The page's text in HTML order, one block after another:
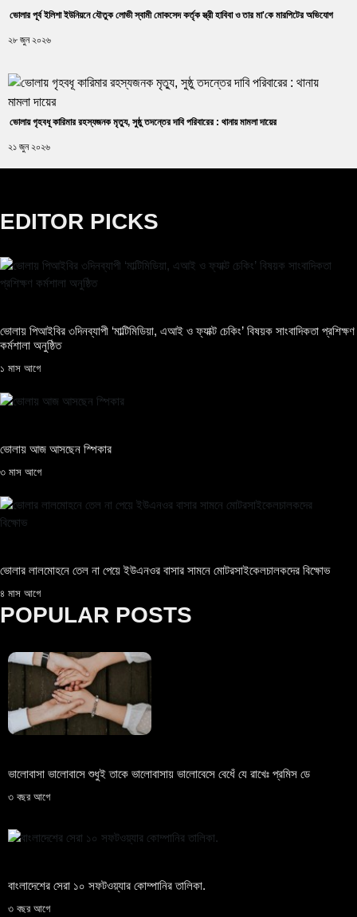
ভোলার পূর্ব ইলিশা ইউনিয়নে যৌতুক লোভী স্বামী মোকসেদ কর্তৃক স্ত্রী হাবিবা ও তার মা'কে মারপিটের অভিযোগ
২৮ জুন ২০২৬
ভোলায় গৃহবধূ কারিমার রহস্যজনক মৃত্যু, সুষ্ঠু তদন্তের দাবি পরিবারের : থানায় মামলা দায়ের
২১ জুন ২০২৬
EDITOR PICKS
ভোলায় পিআইবির ৩দিনব্যাপী ‘মাল্টিমিডিয়া, এআই ও ফ্যাক্ট চেকিং’ বিষয়ক সাংবাদিকতা প্রশিক্ষণ
কর্মশালা অনুষ্ঠিত
১ মাস আগে
ভোলায় আজ আসছেন স্পিকার
৩ মাস আগে
ভোলার লালমোহনে তেল না পেয়ে ইউএনওর বাসার সামনে মোটরসাইকেলচালকদের বিক্ষোভ
৪ মাস আগে
POPULAR POSTS
ভালোবাসা ভালোবাসে শুধুই তাকে ভালোবাসায় ভালোবেসে বেধেঁ যে রাখেঃ প্রমিস ডে
৩ বছর আগে
বাংলাদেশের সেরা ১০ সফটওয়্যার কোম্পানির তালিকা.
৩ বছর আগে